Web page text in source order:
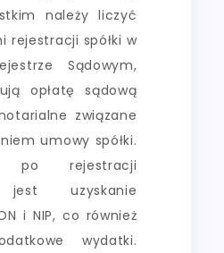
należy liczyć
rejestracji spółki w
Sądowym,
opłatę sądową
związane
umowy spółki.
po rejestracji
jest uzyskanie
i NIP, co również
wydatki.